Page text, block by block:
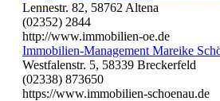
Lennestr. 82, 58762 Altena
(02352) 2844
http://www.immobilien-oe.de
Immobilien-Management Mareike
Westfalenstr. 5, 58339 Breckerfeld
(02338) 873650
https://www.immobilien-schoenau.de